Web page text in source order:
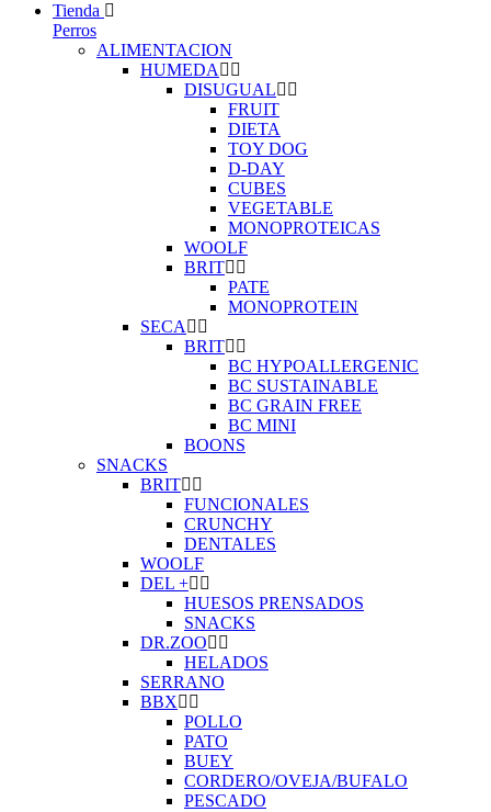
Tienda
Perros
ALIMENTACION
HUMEDA
DISUGUAL
FRUIT
DIETA
TOY DOG
D-DAY
CUBES
VEGETABLE
MONOPROTEICAS
WOOLF
BRIT
PATE
MONOPROTEIN
SECA
BRIT
BC HYPOALLERGENIC
BC SUSTAINABLE
BC GRAIN FREE
BC MINI
BOONS
SNACKS
BRIT
FUNCIONALES
CRUNCHY
DENTALES
WOOLF
DEL +
HUESOS PRENSADOS
SNACKS
DR.ZOO
HELADOS
SERRANO
BBX
POLLO
PATO
BUEY
CORDERO/OVEJA/BUFALO
PESCADO